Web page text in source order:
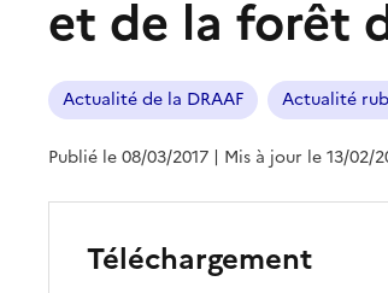
et de la forêt
Actualité de la DRAAF Actualité
Publié le 08/03/2017 | Mis à jour le 13/02/
Téléchargement